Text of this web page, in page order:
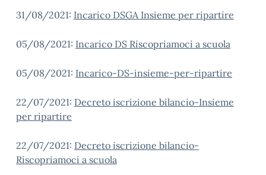
31/08/2021: Incarico DSGA Insieme per ripartire
05/08/2021: Incarico DS Riscopriamoci a scuola
05/08/2021: Incarico-DS-insieme-per-ripartire
22/07/2021: Decreto iscrizione bilancio-Insieme
per ripartire
22/07/2021: Decreto iscrizione bilancio-
Riscopriamoci a scuola